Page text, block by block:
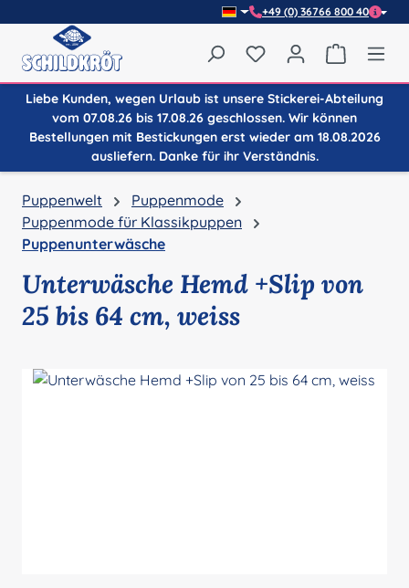
+49 (0) 36766 800 40
Du hast 0 Produkte
Liebe Kunden, wegen Urlaub ist unsere Stickerei-Abteilung
vom 07.08.26 bis 17.08.26 geschlossen. Wir können
Bestellungen mit Bestickungen erst wieder am 18.08.2026
ausliefern. Danke für ihr Verständnis.
Puppenwelt
Puppenmode
Puppenmode für Klassikpuppen
Puppenunterwäsche
Unterwäsche Hemd +Slip von
25 bis 64 cm, weiss